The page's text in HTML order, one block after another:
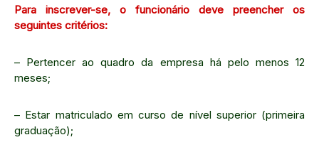
Para inscrever-se, o funcionário deve preencher os
seguintes critérios:
– Pertencer ao quadro da empresa há pelo menos 12
meses;
– Estar matriculado em curso de nível superior (primeira
graduação);